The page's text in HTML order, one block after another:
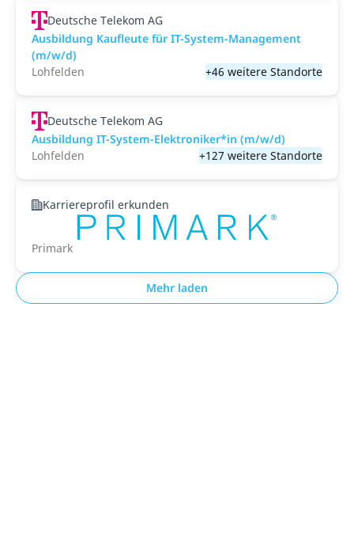
Deutsche Telekom AG
Ausbildung Kaufleute für IT-System-Management
(m/w/d)
Lohfelden
+46 weitere Standorte
Deutsche Telekom AG
Ausbildung IT-System-Elektroniker*in (m/w/d)
Lohfelden
+127 weitere Standorte
Karriereprofil erkunden
Primark
Mehr laden